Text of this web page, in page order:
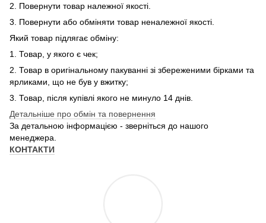
2. Повернути товар належної якості.
3. Повернути або обміняти товар неналежної якості.
Який товар підлягає обміну:
1. Товар, у якого є чек;
2. Товар в оригінальному пакуванні зі збереженими бірками та
ярликами, що не був у вжитку;
3. Товар, після купівлі якого не минуло 14 днів.
Детальніше про обмін та повернення
За детальною інформацією - зверніться до нашого
менеджера.
КОНТАКТИ